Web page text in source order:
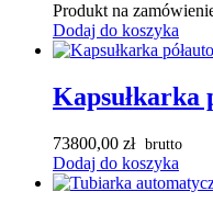
Produkt na
Dodaj do koszyka
Kapsułkarka
73800,00 zł
Dodaj do koszyka